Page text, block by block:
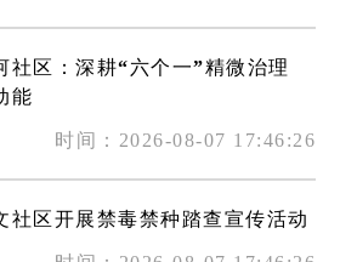
社区：深耕“六个一”精微治理
能
时间：2026-08-07 17:46:26
社区开展禁毒禁种踏查宣传活动